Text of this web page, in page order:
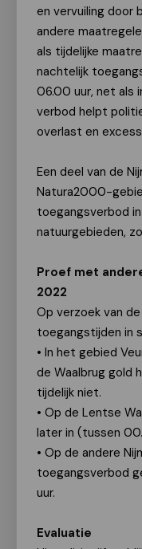
en vervuiling door
andere
als tijdelijke
nachtelijk
06.00 uur, net als
verbod helpt
overlast en
Een deel van de
Natura2000-
toegangsverbod
natuurgebieden,
Proef met
2022
Op verzoek van
toegangstijden in
• In het gebied
de Waalbrug gold
tijdelijk niet.
• Op de Lentse
later in (tussen
• Op de andere
toegangsverbod
uur.
Evaluatie